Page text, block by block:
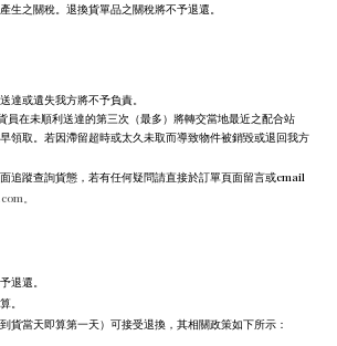
生之關稅。退換貨單品之關稅將不予退還。
達或遺失我方將不予負責。
員在未順利送達的第三次（最多）將轉交當地最近之配合站
領取。若因滯留超時或太久未取而導致物件被銷毀或退回我方
追蹤查詢貨態，若有任何疑問請直接於訂單頁面留言或email
。
退還。
。
貨當天即算第一天）可接受退換，其相關政策如下所示：